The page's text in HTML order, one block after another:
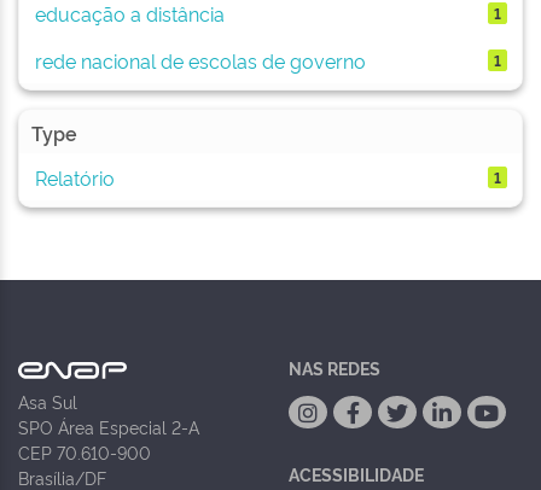
educação a distância
1
rede nacional de escolas de governo 1
Type
Relatório
1
Asa Sul
SPO Área Especial 2-A
CEP 70.610-900
Brasília/DF
NAS REDES
ACESSIBILIDADE